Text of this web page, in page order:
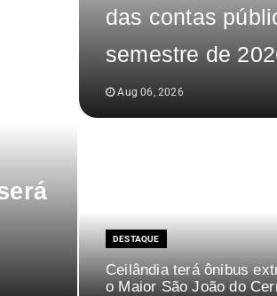
das contas
semestre de
Aug 06, 2026
DESTAQUE
Ceilândia terá ônibus
o Maior São João do